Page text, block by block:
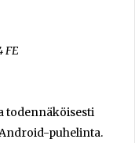
FE
todennäköisesti
puhelinta.